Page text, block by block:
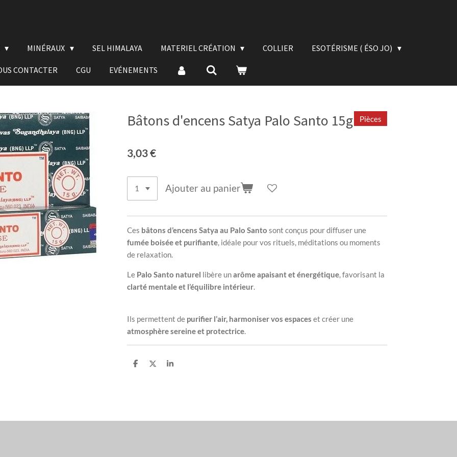
MINÉRAUX SEL HIMALAYA MATERIEL CRÉATION COLLIER ESOTÉRISME ( ÉSO JO)
CONTACTER CGU EVÉNEMENTS
Bâtons d'encens Satya Palo Santo 15g Pièces
3,03 €
Ajouter au panier
Ces bâtons d’encens Satya au Palo Santo sont conçus pour diffuser une
fumée boisée et purifiante, idéale pour vos rituels, méditations ou moments
de relaxation.
Le Palo Santo naturel libère unarôme apaisant et énergétique, favorisant la
clarté mentale et l’équilibre intérieur.
Ils permettent de purifier l’air, harmoniser vos espaces et créer une
atmosphère sereine et protectrice.
P
r
P
r
P
r